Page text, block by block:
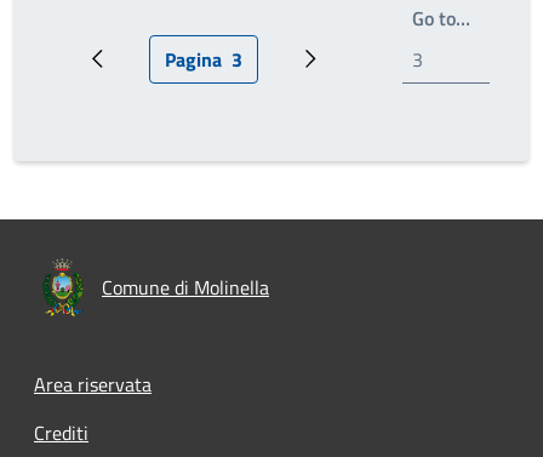
Pagina precedentePagina attuale
Pagina 3 Prossima pagina
Go to…
Comune di Molinella
Area riservata
Crediti